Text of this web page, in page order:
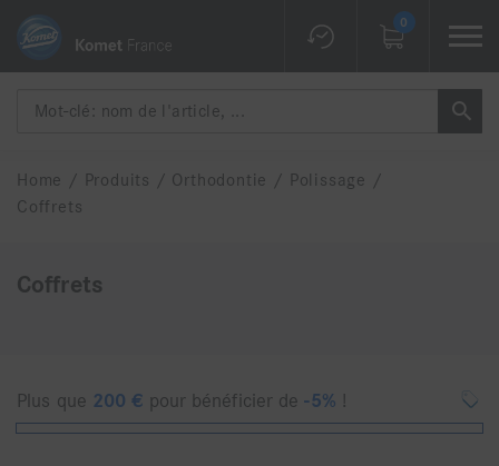
0
Home / Produits / Orthodontie / Polissage
/
Coffrets
Coffrets
Plus que 200 € pour bénéficier de-5% !